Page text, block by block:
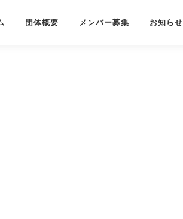
団体概要 メンバー募集 お知らせ